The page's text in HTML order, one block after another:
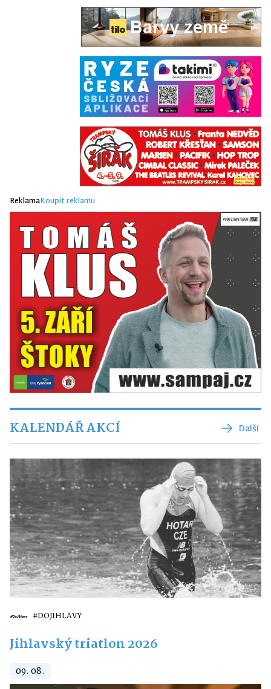
ReklamaKoupit reklamu
KALENDÁŘ AKCÍ Další
#DOJIHLAVY
Jihlavský triatlon 2026
09. 08.